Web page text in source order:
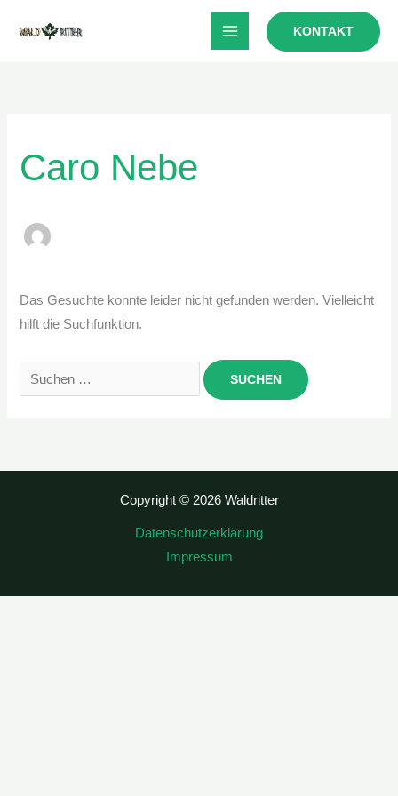
Inhalt
KONTAKT
Caro Nebe
Das Gesuchte konnte leider nicht gefunden werden. Vielleicht
hilft die Suchfunktion.
nach:
Copyright © 2026 Waldritter
Datenschutzerklärung
Impressum